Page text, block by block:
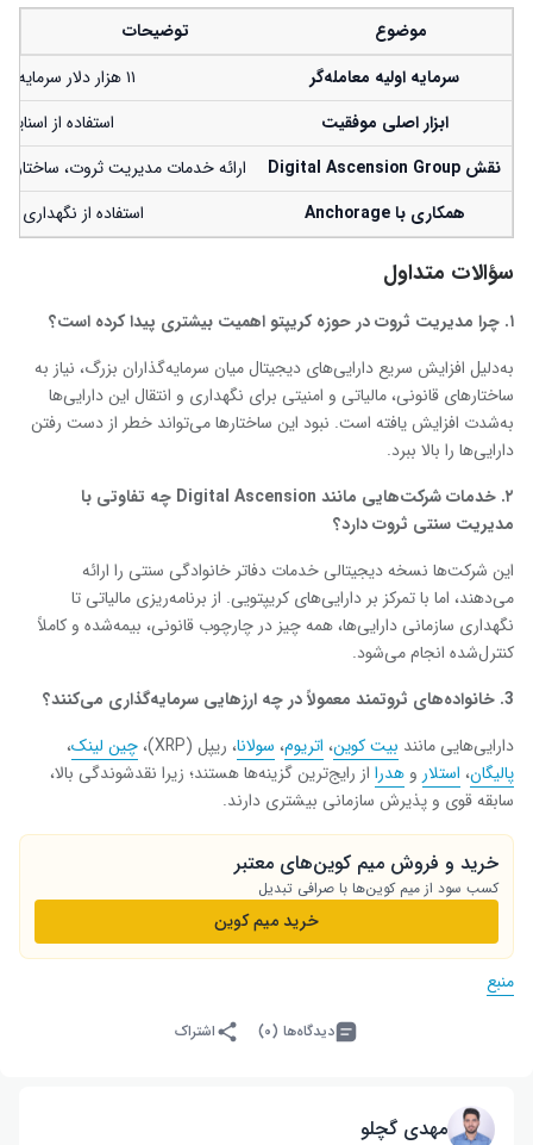
موضوع
توضیحات
سرمایه اولیه معامله‌گر
۱۱ هزار دلار سرمایه اولیه که با معاملات میم‌کوین‌ها به حدود نیم میلیارد دلار رسید.
ابزار اصلی موفقیت
استفاده از
نقش
ارائه خدمات مدیریت ثروت، ساختار
همکاری باAnchorage استفاده از
سؤالات متداول
۱. چرا مدیریت ثروت در حوزه کریپتو اهمیت بیشتری پیدا کرده است؟
به‌دلیل افزایش سریع دارایی‌های دیجیتال میان سرمایه‌گذاران بزرگ، نیاز به
ساختارهای قانونی، مالیاتی و امنیتی برای نگهداری و انتقال این دارایی‌ها
به‌شدت افزایش یافته است. نبود این ساختارها می‌تواند خطر از دست رفتن
دارایی‌ها را بالا ببرد.
۲. خدمات شرکت‌هایی مانند
چه تفاوتی با
مدیریت سنتی ثروت دارد؟
این شرکت‌ها نسخه دیجیتالی خدمات دفاتر خانوادگی سنتی را ارائه
می‌دهند، اما با تمرکز بر دارایی‌های کریپتویی. از برنامه‌ریزی مالیاتی تا
نگهداری سازمانی دارایی‌ها، همه چیز در چارچوب قانونی، بیمه‌شده و کاملاً
کنترل‌شده انجام می‌شود.
3
. خانواده‌های ثروتمند معمولاً در چه ارزهایی سرمایه‌گذاری می‌کنند؟
دارایی‌هایی مانند بیت ‌کوین، اتریوم، سولانا، ریپل (XRP)، چین ‌لینک،
پالیگان، استلار و هدرا از رایج‌ترین گزینه‌ها هستند؛ زیرا نقدشوندگی بالا،
سابقه قوی و پذیرش سازمانی بیشتری دارند.
خرید و فروش میم کوین‌های معتبر
کسب سود از میم کوین‌ها با صرافی تبدیل
خرید میم کوین
منبع
دیدگاه‌ها (۰) اشتراک
مهدی گچلو